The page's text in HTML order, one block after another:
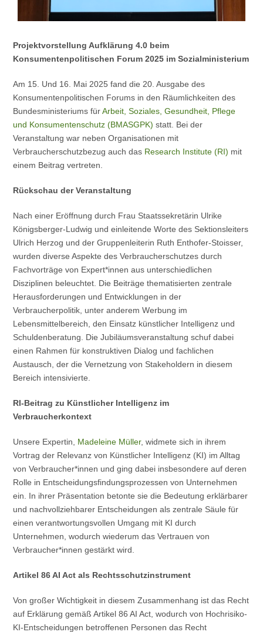
Projektvorstellung Aufklärung 4.0 beim
Konsumentenpolitischen Forum 2025 im Sozialministerium
Am 15. Und 16. Mai 2025 fand die 20. Ausgabe des
Konsumentenpolitischen Forums in den Räumlichkeiten des
Bundesministeriums fürArbeit, Soziales, Gesundheit, Pflege
und Konsumentenschutz (BMASGPK) statt. Bei der
Veranstaltung war neben Organisationen mit
Verbraucherschutzbezug auch das Research Institute (RI) mit
einem Beitrag vertreten.
Rückschau der Veranstaltung
Nach einer Eröffnung durch Frau Staatssekretärin Ulrike
Königsberger-Ludwig und einleitende Worte des Sektionsleiters
Ulrich Herzog und der Gruppenleiterin Ruth Enthofer-Stoisser,
wurden diverse Aspekte des Verbraucherschutzes durch
Fachvorträge von Expert*innen aus unterschiedlichen
Disziplinen beleuchtet. Die Beiträge thematisierten zentrale
Herausforderungen und Entwicklungen in der
Verbraucherpolitik, unter anderem Werbung im
Lebensmittelbereich, den Einsatz künstlicher Intelligenz und
Schuldenberatung. Die Jubiläumsveranstaltung schuf dabei
einen Rahmen für konstruktiven Dialog und fachlichen
Austausch, der die Vernetzung von Stakeholdern in diesem
Bereich intensivierte.
RI-Beitrag zu Künstlicher Intelligenz im
Verbraucherkontext
Unsere Expertin, Madeleine Müller, widmete sich in ihrem
Vortrag der Relevanz von Künstlicher Intelligenz (KI) im Alltag
von Verbraucher*innen und ging dabei insbesondere auf deren
Rolle in Entscheidungsfindungsprozessen von Unternehmen
ein. In ihrer Präsentation betonte sie die Bedeutung erklärbarer
und nachvollziehbarer Entscheidungen als zentrale Säule für
einen verantwortungsvollen Umgang mit KI durch
Unternehmen, wodurch wiederum das Vertrauen von
Verbraucher*innen gestärkt wird.
Artikel 86 AI Act als Rechtsschutzinstrument
Von großer Wichtigkeit in diesem Zusammenhang ist das Recht
auf Erklärung gemäß Artikel 86 AI Act, wodurch von Hochrisiko-
KI-Entscheidungen betroffenen Personen das Recht